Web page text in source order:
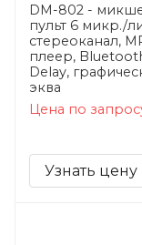
DM-802 -
пульт 6 микр./
стереоканал,
плеер,
Delay,
эква
Цена по
Узнать цену